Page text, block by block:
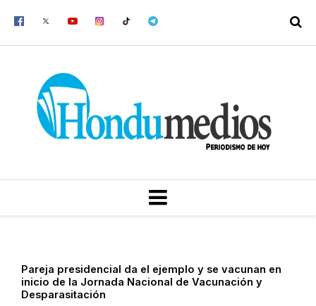
MENU
Pareja presidencial da el ejemplo y se vacunan en
inicio de la Jornada Nacional de Vacunación y
Desparasitación